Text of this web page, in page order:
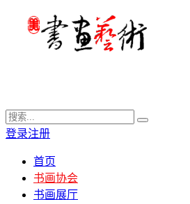
登录注册
首页
书画协会
书画展厅